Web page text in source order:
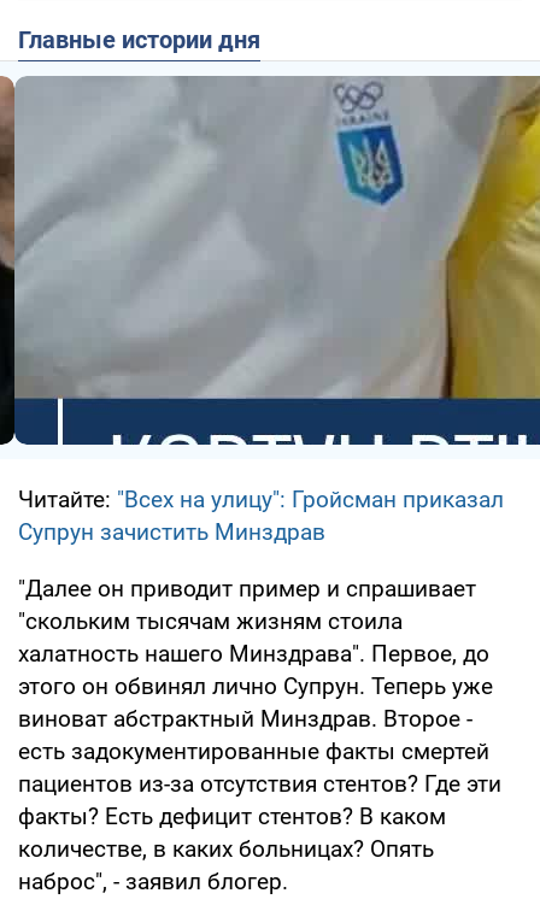
Главные истории дня
Читайте: "Всех на улицу": Гройсман приказал
Супрун зачистить Минздрав
"Далее он приводит пример и спрашивает
"скольким тысячам жизням стоила
халатность нашего Минздрава". Первое, до
этого он обвинял лично Супрун. Теперь уже
виноват абстрактный Минздрав. Второе -
есть задокументированные факты смертей
пациентов из-за отсутствия стентов? Где эти
факты? Есть дефицит стентов? В каком
количестве, в каких больницах? Опять
наброс", - заявил блогер.